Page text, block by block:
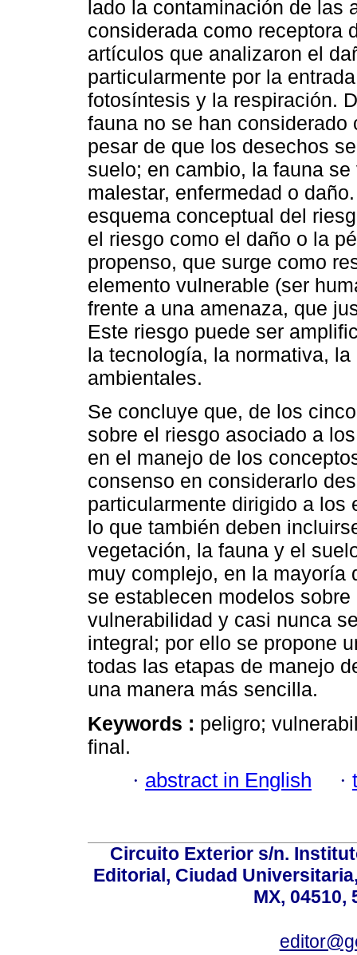
lado la contaminación de las
considerada como receptora
artículos que analizaron el
particularmente por la
fotosíntesis y la respiración.
fauna no se han
pesar de que los desechos
suelo; en cambio, la fauna
malestar, enfermedad o
esquema conceptual del
el riesgo como el daño o la
propenso, que surge como
elemento vulnerable (ser
frente a una amenaza, que
Este riesgo puede ser
la tecnología, la normativa,
ambientales.
Se concluye que, de los
sobre el riesgo asociado a
en el manejo de los
consenso en considerarlo
particularmente dirigido a los
lo que también deben
vegetación, la fauna y el
muy complejo, en la mayoría
se establecen modelos
vulnerabilidad y casi nunca
integral; por ello se propone
todas las etapas de manejo
una manera más sencilla.
Keywords : peligro;
final.
· abstract in English ·
Circuito Exterior s/n.
Editorial, Ciudad
MX, 04510,